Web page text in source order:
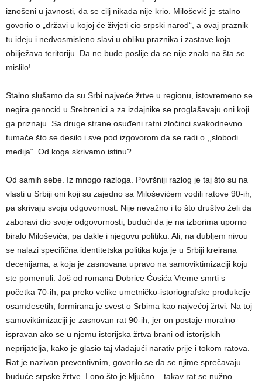
iznošeni u javnosti, da se cilj nikada nije krio. Milošević je stalno
govorio o „državi u kojoj će živjeti cio srpski narod“, a ovaj praznik
tu ideju i nedvosmisleno slavi u obliku praznika i zastave koja
obilježava teritoriju. Da ne bude poslije da se nije znalo na šta se
mislilo!
Stalno slušamo da su Srbi najveće žrtve u regionu, istovremeno se
negira genocid u Srebrenici a za izdajnike se proglašavaju oni koji
ga priznaju. Sa druge strane osuđeni ratni zločinci svakodnevno
tumače što se desilo i sve pod izgovorom da se radi o ,,slobodi
medija“. Od koga skrivamo istinu?
Od samih sebe. Iz mnogo razloga. Površniji razlog je taj što su na
vlasti u Srbiji oni koji su zajedno sa Miloševićem vodili ratove 90-ih,
pa skrivaju svoju odgovornost. Nije nevažno i to što društvo želi da
zaboravi dio svoje odgovornosti, budući da je na izborima uporno
biralo Miloševića, pa dakle i njegovu politiku. Ali, na dubljem nivou
se nalazi specifična identitetska politika koja je u Srbiji kreirana
decenijama, a koja je zasnovana upravo na samoviktimizaciji koju
ste pomenuli. Još od romana Dobrice Ćosića Vreme smrti s
početka 70-ih, pa preko velike umetničko-istoriografske produkcije
osamdesetih, formirana je svest o Srbima kao najvećoj žrtvi. Na toj
samoviktimizaciji je zasnovan rat 90-ih, jer on postaje moralno
ispravan ako se u njemu istorijska žrtva brani od istorijskih
neprijatelja, kako je glasio taj vladajući narativ prije i tokom ratova.
Rat je nazivan preventivnim, govorilo se da se njime sprečavaju
buduće srpske žrtve. I ono što je ključno – takav rat se nužno